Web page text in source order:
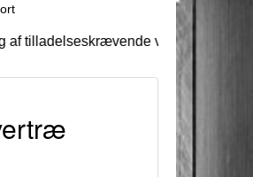
tilladelseskrævende våben uden